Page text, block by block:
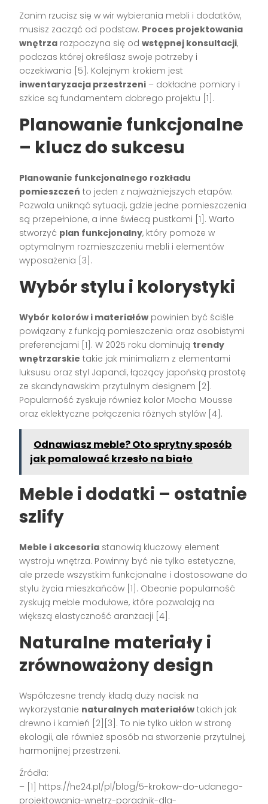
Zanim rzucisz się w wir wybierania mebli i dodatków,
musisz zacząć od podstaw. Proces projektowania
wnętrza rozpoczyna się odwstępnej konsultacji,
podczas której określasz swoje potrzeby i
oczekiwania [5]. Kolejnym krokiem jest
inwentaryzacja przestrzeni – dokładne pomiary i
szkice są fundamentem dobrego projektu [1].
Planowanie funkcjonalne
– klucz do sukcesu
Planowanie funkcjonalnego rozkładu
pomieszczeń to jeden z najważniejszych etapów.
Pozwala uniknąć sytuacji, gdzie jedne pomieszczenia
są przepełnione, a inne świecą pustkami [1]. Warto
stworzyć plan funkcjonalny, który pomoże w
optymalnym rozmieszczeniu mebli i elementów
wyposażenia [3].
Wybór stylu i kolorystyki
Wybór kolorów i materiałów powinien być ściśle
powiązany z funkcją pomieszczenia oraz osobistymi
preferencjami [1]. W 2025 roku dominują trendy
wnętrzarskie takie jak minimalizm z elementami
luksusu oraz styl Japandi, łączący japońską prostotę
ze skandynawskim przytulnym designem [2].
Popularność zyskuje również kolor Mocha Mousse
oraz eklektyczne połączenia różnych stylów [4].
Odnawiasz meble? Oto sprytny sposób
jak pomalować krzesło na biało
Meble i dodatki – ostatnie
szlify
Meble i akcesoria stanowią kluczowy element
wystroju wnętrza. Powinny być nie tylko estetyczne,
ale przede wszystkim funkcjonalne i dostosowane do
stylu życia mieszkańców [1]. Obecnie popularność
zyskują meble modułowe, które pozwalają na
większą elastyczność aranżacji [4].
Naturalne materiały i
zrównoważony design
Współczesne trendy kładą duży nacisk na
wykorzystanie naturalnych materiałów takich jak
drewno i kamień [2][3]. To nie tylko ukłon w stronę
ekologii, ale również sposób na stworzenie przytulnej,
harmonijnej przestrzeni.
Źródła:
– [1] https://he24.pl/pl/blog/5-krokow-do-udanego-
projektowania-wnetrz-poradnik-dla-